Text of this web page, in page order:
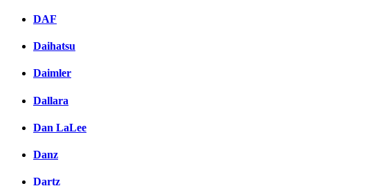
DAF
Daihatsu
Daimler
Dallara
Dan LaLee
Danz
Dartz